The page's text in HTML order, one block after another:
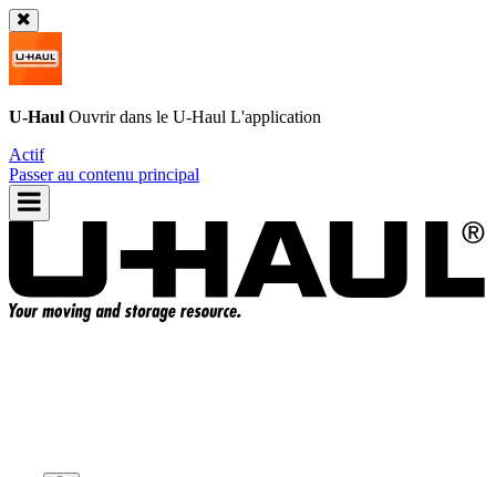
U-Haul Ouvrir dans le U-Haul L'application
Actif
Passer au contenu principal